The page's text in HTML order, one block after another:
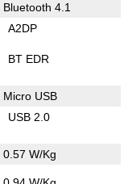
Bluetooth 4.1
A2DP
BT EDR
Micro USB
USB 2.0
0.57 W/Kg